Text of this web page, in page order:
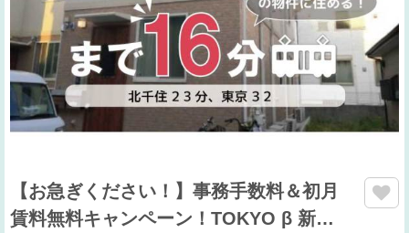
【お急ぎください！】事務手数料＆初月
賃料無料キャンペーン！TOKYO β 新…